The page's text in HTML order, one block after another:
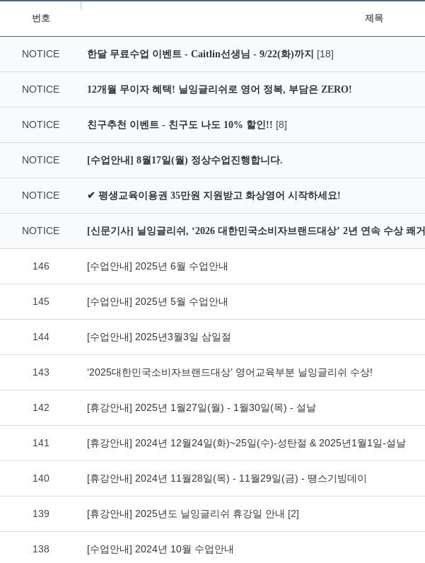
번호 제목
NOTICE 한달 무료수업 이벤트 - Caitlin선생님 - 9/22(화)까지 [18]
NOTICE 12개월 무이자 혜택! 닐잉글리쉬로 영어 정복, 부담은 ZERO!
NOTICE 친구추천 이벤트 - 친구도 나도 10% 할인!! [8]
NOTICE [수업안내] 8월17일(월) 정상수업진행합니다.
NOTICE ✔ 평생교육이용권 35만원 지원받고 화상영어 시작하세요!
NOTICE [신문기사] 닐잉글리쉬, ‘2026 대한민국소비자브랜드대상’ 2년 연속 수상 쾌거
146 [수업안내] 2025년 6월 수업안내
145 [수업안내] 2025년 5월 수업안내
144 [수업안내] 2025년3월3일 삼일절
143 ‘2025대한민국소비자브랜드대상’ 영어교육부분 닐잉글리쉬 수상!
142 [휴강안내] 2025년 1월27일(월) - 1월30일(목) - 설날
141 [휴강안내] 2024년 12월24일(화)~25일(수)-성탄절 & 2025년1월1일-설날
140 [휴강안내] 2024년 11월28일(목) - 11월29일(금) - 땡스기빙데이
139 [휴강안내] 2025년도 닐잉글리쉬 휴강일 안내 [2]
138 [수업안내] 2024년 10월 수업안내